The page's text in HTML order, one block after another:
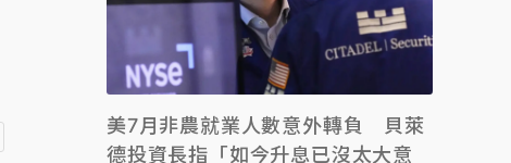
美7月非農就業人數意外轉負 貝萊
德投資長指「如今升息已沒太大意